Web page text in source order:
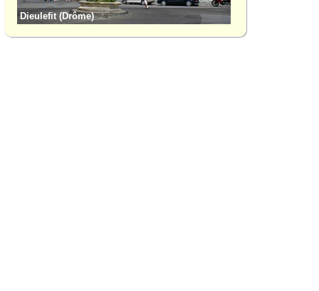
Dieulefit (Drôme)